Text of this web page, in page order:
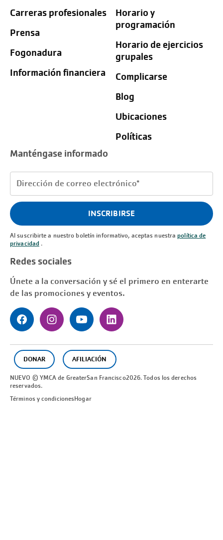
Carreras profesionales
Prensa
Fogonadura
Información financiera
Horario y
programación
Horario de ejercicios
grupales
Complicarse
Blog
Ubicaciones
Políticas
Manténgase informado
Dirección
correo
electrónico
(Requerido)
INSCRIBIRSE
Al suscribirte a nuestro boletín informativo, aceptas nuestrapolítica de
privacidad .
Redes sociales
Únete a la conversación y sé el primero en enterarte
de las promociones y eventos.
DONAR AFILIACIÓN
NUEVO © YMCA de GreaterSan Francisco2026. Todos los derechos
reservados.
Términos y condicionesHogar